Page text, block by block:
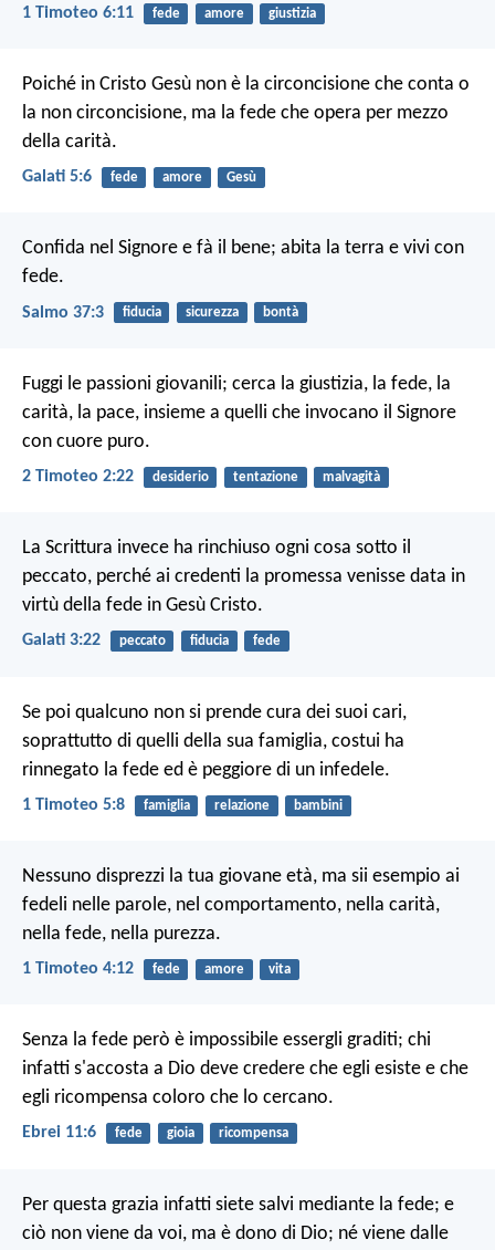
1 Timoteo 6:11 fede amore giustizia
Poiché in Cristo Gesù non è la circoncisione che conta o
la non circoncisione, ma la fede che opera per mezzo
della carità.
Galati 5:6 fede amore Gesù
Confida nel Signore e fà il bene; abita la terra e vivi con
fede.
Salmo 37:3 fiducia sicurezza bontà
Fuggi le passioni giovanili; cerca la giustizia, la fede, la
carità, la pace, insieme a quelli che invocano il Signore
con cuore puro.
2 Timoteo 2:22 desiderio tentazione malvagità
La Scrittura invece ha rinchiuso ogni cosa sotto il
peccato, perché ai credenti la promessa venisse data in
virtù della fede in Gesù Cristo.
Galati 3:22 peccato fiducia fede
Se poi qualcuno non si prende cura dei suoi cari,
soprattutto di quelli della sua famiglia, costui ha
rinnegato la fede ed è peggiore di un infedele.
1 Timoteo 5:8 famiglia relazione bambini
Nessuno disprezzi la tua giovane età, ma sii esempio ai
fedeli nelle parole, nel comportamento, nella carità,
nella fede, nella purezza.
1 Timoteo 4:12 fede amore vita
Senza la fede però è impossibile essergli graditi; chi
infatti s'accosta a Dio deve credere che egli esiste e che
egli ricompensa coloro che lo cercano.
Ebrei 11:6 fede gioia ricompensa
Per questa grazia infatti siete salvi mediante la fede; e
ciò non viene da voi, ma è dono di Dio; né viene dalle